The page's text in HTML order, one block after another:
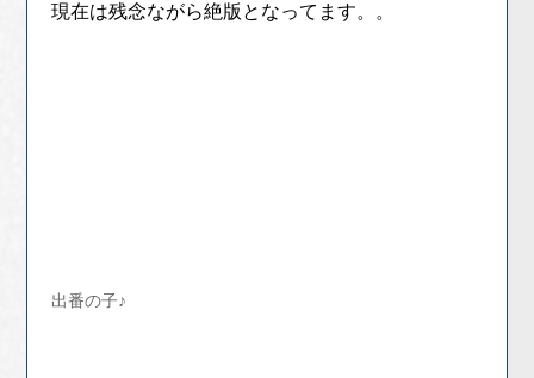
現在は残念ながら絶版となってます。。
出番の子♪